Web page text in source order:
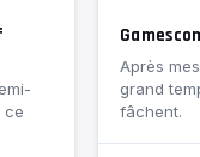
ce
Après
grand
fâchent.